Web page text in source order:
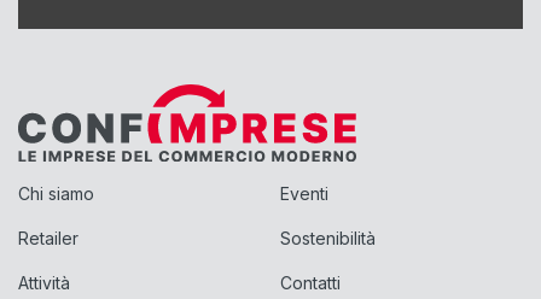
Chi siamo
Retailer
Attività
Eventi
Sostenibilità
Contatti